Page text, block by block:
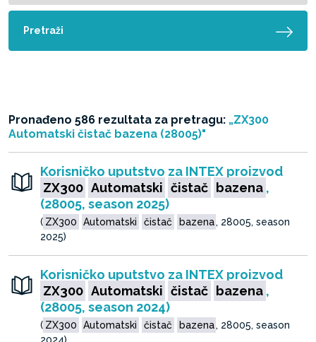
Pretraži
Pronađeno 586 rezultata za pretragu: „ZX300
Automatski čistač bazena (28005)"
Korisničko uputstvo za INTEX proizvod
ZX300 Automatski čistač bazena ,
(28005, season 2025)
( ZX300 Automatski čistač bazena , 28005, season
2025)
Korisničko uputstvo za INTEX proizvod
ZX300 Automatski čistač bazena ,
(28005, season 2024)
( ZX300 Automatski čistač bazena , 28005, season